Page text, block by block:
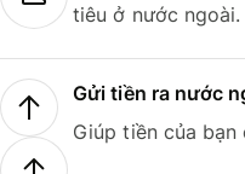
tiêu ở nước ngoài.
Gửi tiền ra nước
Giúp tiền của